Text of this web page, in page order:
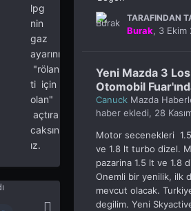
lpg
nin
gaz
ayarını
"rölan
ti için
olan"
açtıra
caksın
ız.
TARAFINDAN
Burak, 3 Ekim
Yeni Mazda 3
Otomobil
Canuck Mazda
haber ekledi, 28
Motor secenekleri
ve 1.8 lt turbo dizel.
pazarina 1.5 lt ve 1.8
Onemli bir yenilik, ilk
mevcut olacak.
degilim. Yeni